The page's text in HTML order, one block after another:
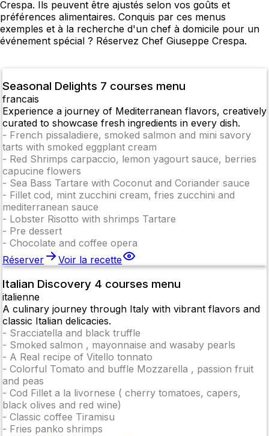
Crespa. Ils peuvent être ajustés selon vos goûts et
préférences alimentaires. Conquis par ces menus
exemples et à la recherche d'un chef à domicile pour un
événement spécial ? Réservez Chef Giuseppe Crespa.
Seasonal Delights 7 courses menu
francais
Experience a journey of Mediterranean flavors, creatively
curated to showcase fresh ingredients in every dish.
- French pissaladiere, smoked salmon and mini savory
tarts with smoked eggplant cream
- Red Shrimps carpaccio, lemon yagourt sauce, berries
capucine flowers
- Sea Bass Tartare with Coconut and Coriander sauce
- Fillet cod, mint zucchini cream, fries zucchini and
mediterranean sauce
- Lobster Risotto with shrimps Tartare
- Pre dessert
- Chocolate and coffee opera
Réserver
Voir la recette
Italian Discovery 4 courses menu
italienne
A culinary journey through Italy with vibrant flavors and
classic Italian delicacies.
- Sracciatella and black truffle
- Smoked salmon , mayonnaise and wasaby pearls
- A Real recipe of Vitello tonnato
- Colorful Tomato and buffle Mozzarella , passion fruit
and peas
- Cod Fillet a la livornese ( cherry tomatoes, capers,
black olives and red wine)
- Classic coffee Tiramisu
- Fries panko shrimps